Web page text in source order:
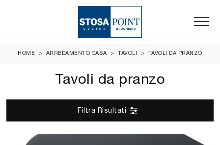
HOME > ARREDAMENTO CASA > TAVOLI > TAVOLI DA PRANZO
Tavoli da pranzo
Filtra Risultati